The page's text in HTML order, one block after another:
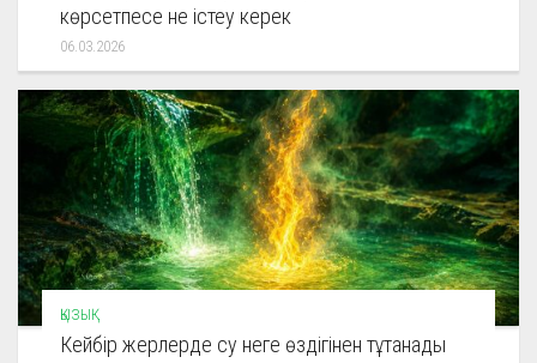
көрсетпесе не істеу керек
06.03.2026
ҚЫЗЫҚ
Кейбір жерлерде су неге өздігінен тұтанады